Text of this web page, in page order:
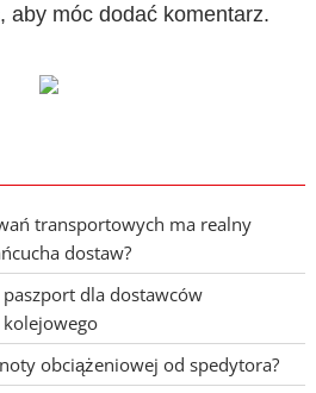
, aby móc dodać komentarz.
transportowych ma realny
dostaw?
dla dostawców
obciążeniowej od spedytora?